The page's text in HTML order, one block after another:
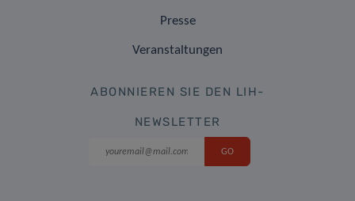
Presse
Veranstaltungen
ABONNIEREN SIE DEN LIH-
NEWSLETTER